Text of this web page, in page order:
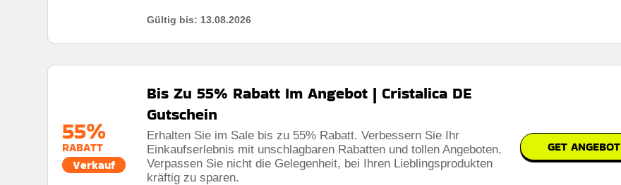
Gültig bis: 13.08.2026
55%
RABATT
Verkauf
Bis Zu 55% Rabatt Im Angebot | Cristalica DE
Gutschein
Erhalten Sie im Sale bis zu 55% Rabatt. Verbessern Sie Ihr
Einkaufserlebnis mit unschlagbaren Rabatten und tollen Angeboten.
Verpassen Sie nicht die Gelegenheit, bei Ihren Lieblingsprodukten
kräftig zu sparen.
GET ANGEBOT